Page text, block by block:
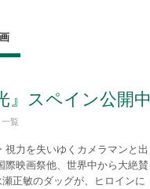
』スペイン公開中
覧
力を失いゆくカメラマンと出
映画祭他、世界中から大絶賛
正敏のダッグが、ヒロインに